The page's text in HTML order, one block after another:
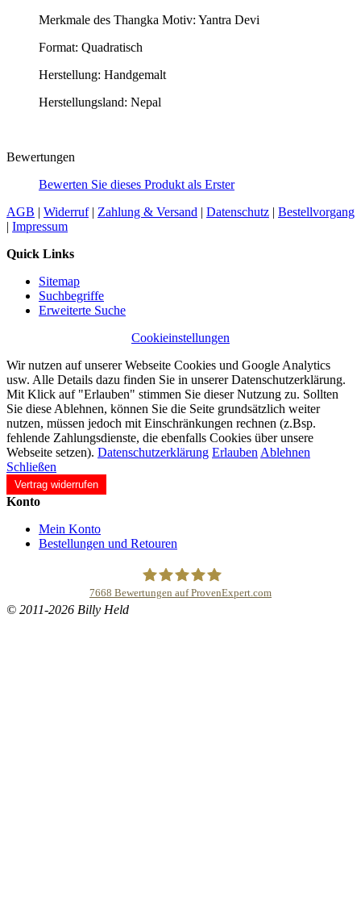
Merkmale des Thangka Motiv: Yantra Devi
Format: Quadratisch
Herstellung: Handgemalt
Herstellungsland: Nepal
Bewertungen
Bewerten Sie dieses Produkt als Erster
AGB | Widerruf| Zahlung & Versand | Datenschutz | Bestellvorgang
| Impressum
Quick Links
Sitemap
Suchbegriffe
Erweiterte Suche
Cookieinstellungen
Wir nutzen auf unserer Webseite Cookies und Google Analytics
usw. Alle Details dazu finden Sie in unserer Datenschutzerklärung.
Mit Klick auf "Erlauben" stimmen Sie dieser Nutzung zu. Sollten
Sie diese Ablehnen, können Sie die Seite grundsätzlich weiter
nutzen, müssen jedoch mit Einschränkungen rechnen (z.Bsp.
fehlende Zahlungsdienste, die ebenfalls Cookies über unsere
Webseite setzen). Datenschutzerklärung Erlauben Ablehnen
Schließen
Vertrag widerrufen
Konto
Mein Konto
Bestellungen und Retouren
7668 Bewertungen auf ProvenExpert.com
© 2011-2026 Billy Held